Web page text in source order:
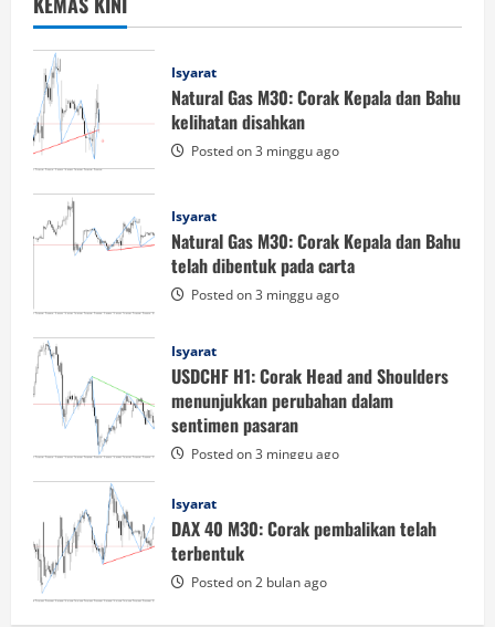
Isyarat
Natural Gas M30: Corak Kepala dan Bahu
kelihatan disahkan
Posted on 3 minggu ago
Isyarat
Natural Gas M30: Corak Kepala dan Bahu
telah dibentuk pada carta
Posted on 3 minggu ago
Isyarat
USDCHF H1: Corak Head and Shoulders
menunjukkan perubahan dalam
sentimen pasaran
Posted on 3 minggu ago
Isyarat
DAX 40 M30: Corak pembalikan telah
terbentuk
Posted on 2 bulan ago